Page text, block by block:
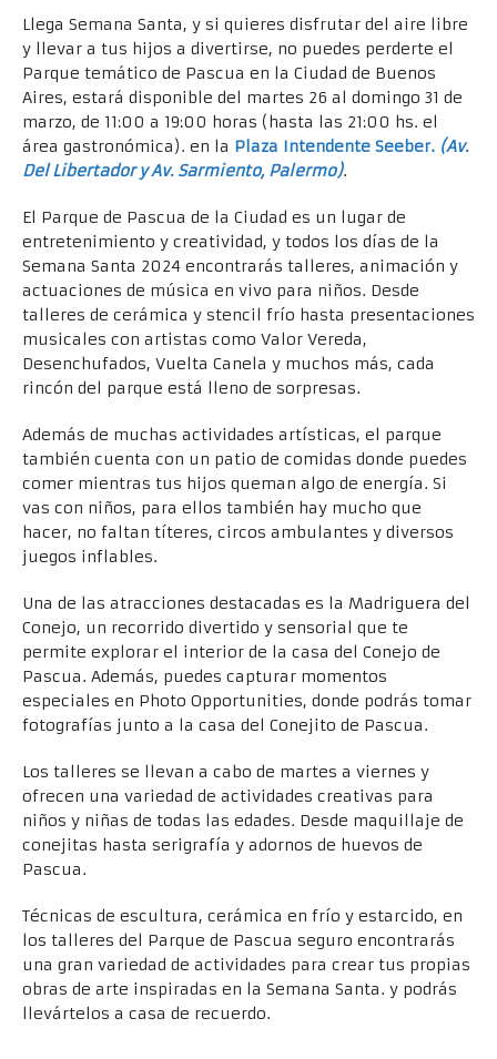
Llega Semana Santa, y si quieres disfrutar del aire libre
y llevar a tus hijos a divertirse, no puedes perderte el
Parque temático de Pascua en la Ciudad de Buenos
Aires, estará disponible del martes 26 al domingo 31 de
marzo, de 11:00 a 19:00 horas (hasta las 21:00 hs. el
área gastronómica). en la Plaza Intendente Seeber. (Av.
Del Libertador y Av. Sarmiento, Palermo).
El Parque de Pascua de la Ciudad es un lugar de
entretenimiento y creatividad, y todos los días de la
Semana Santa 2024 encontrarás talleres, animación y
actuaciones de música en vivo para niños. Desde
talleres de cerámica y stencil frío hasta presentaciones
musicales con artistas como Valor Vereda,
Desenchufados, Vuelta Canela y muchos más, cada
rincón del parque está lleno de sorpresas.
Además de muchas actividades artísticas, el parque
también cuenta con un patio de comidas donde puedes
comer mientras tus hijos queman algo de energía. Si
vas con niños, para ellos también hay mucho que
hacer, no faltan títeres, circos ambulantes y diversos
juegos inflables.
Una de las atracciones destacadas es la Madriguera del
Conejo, un recorrido divertido y sensorial que te
permite explorar el interior de la casa del Conejo de
Pascua. Además, puedes capturar momentos
especiales en Photo Opportunities, donde podrás tomar
fotografías junto a la casa del Conejito de Pascua.
Los talleres se llevan a cabo de martes a viernes y
ofrecen una variedad de actividades creativas para
niños y niñas de todas las edades. Desde maquillaje de
conejitas hasta serigrafía y adornos de huevos de
Pascua.
Técnicas de escultura, cerámica en frío y estarcido, en
los talleres del Parque de Pascua seguro encontrarás
una gran variedad de actividades para crear tus propias
obras de arte inspiradas en la Semana Santa. y podrás
llevártelos a casa de recuerdo.